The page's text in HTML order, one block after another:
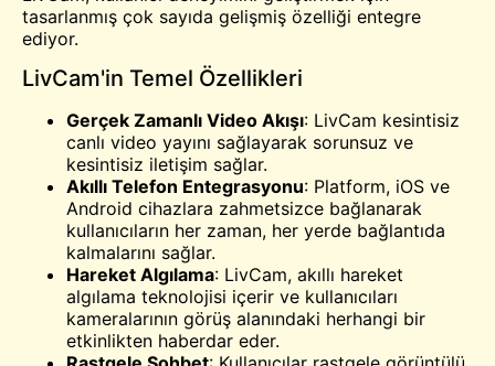
tasarlanmış çok sayıda gelişmiş özelliği entegre
ediyor.
LivCam'in Temel Özellikleri
Gerçek Zamanlı Video Akışı: LivCam kesintisiz
canlı video yayını sağlayarak sorunsuz ve
kesintisiz iletişim sağlar.
Akıllı Telefon Entegrasyonu: Platform, iOS ve
Android cihazlara zahmetsizce bağlanarak
kullanıcıların her zaman, her yerde bağlantıda
kalmalarını sağlar.
Hareket Algılama: LivCam, akıllı hareket
algılama teknolojisi içerir ve kullanıcıları
kameralarının görüş alanındaki herhangi bir
etkinlikten haberdar eder.